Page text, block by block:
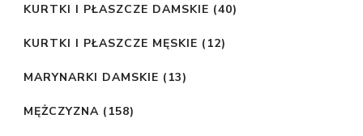
KURTKI I PŁASZCZE DAMSKIE (40)
KURTKI I PŁASZCZE MĘSKIE (12)
MARYNARKI DAMSKIE (13)
MĘŻCZYZNA (158)